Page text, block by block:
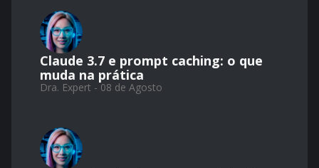
Claude 3.7 e prompt caching: o que
muda na prática
Dra. Expert - 08 de Agosto